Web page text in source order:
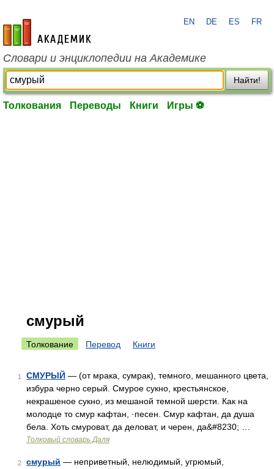
academic.ru
EN DE ES FR
Словари и энциклопедии на Академике
Найти!
Толкования Переводы Книги Игры ⚽
смурый
Толкование Перевод Книги
1 СМУРЫЙ — (от мрака, сумрак), темного, мешанного цвета,
избура черно серый. Смурое сукно, крестьянское,
некрашеное сукно, из мешаной темной шерсти. Как на
молодце то смур кафтан, ·песен. Смур кафтан, да душа
бела. Хоть смуроват, да деловат, и черен, да&#8230; …
Толковый словарь Даля
2 смурый — неприветный, нелюдимый, угрюмый,